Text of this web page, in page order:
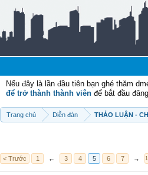
Nếu đây là lần đầu tiên bạn ghé thăm
để trở thành thành viên để bắt đầu
Trang chủ Diễn đàn THẢO LUẬN -
< Trước 1 ← 3 4 5 6 7 →